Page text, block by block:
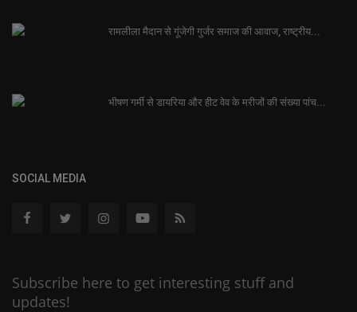
रामलीला मैदान से गूंजेगी गुर्जर समाज की आवाज, राष्ट्रीय...
भीषण गर्मी से डायरिया और हीट वेव के मरीजों की संख्या पांच...
SOCIAL MEDIA
Subscribe here to get interesting stuff and
updates!